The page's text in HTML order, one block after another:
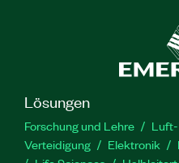
Lösungen
Forschung und Lehre
Verteidigung
Elektronik